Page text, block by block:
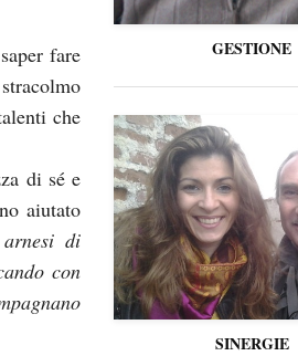
fare
che
di sé e
aiutato
di
con
GESTIONE
SINERGIE